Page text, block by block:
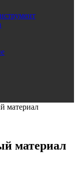
материал
материал